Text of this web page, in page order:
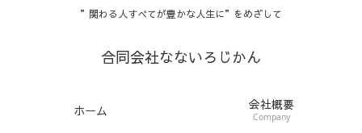
”関わる人すべてが豊かな人生に”をめざして
合同会社なないろじかん
ホーム 会社概要
Company